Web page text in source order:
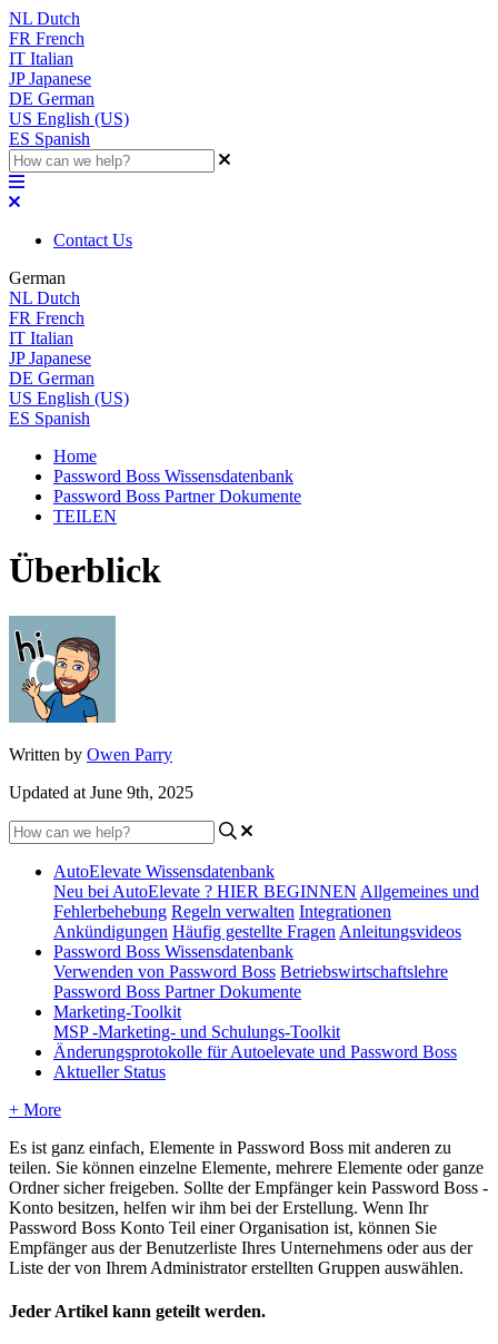
NL Dutch
FR French
IT Italian
JP Japanese
DE German
US English (US)
ES Spanish
Contact Us
German
NL Dutch
FR French
IT Italian
JP Japanese
DE German
US English (US)
ES Spanish
Home
Password Boss Wissensdatenbank
Password Boss Partner Dokumente
TEILEN
Überblick
Written by Owen Parry
Updated at June 9th, 2025
AutoElevate Wissensdatenbank
Neu bei AutoElevate ? HIER BEGINNEN Allgemeines und
Fehlerbehebung Regeln verwalten Integrationen
Ankündigungen Häufig gestellte Fragen Anleitungsvideos
Password Boss Wissensdatenbank
Verwenden von Password Boss Betriebswirtschaftslehre
Password Boss Partner Dokumente
Marketing-Toolkit
MSP -Marketing- und Schulungs-Toolkit
Änderungsprotokolle für Autoelevate und Password Boss
Aktueller Status
+ More
Es ist ganz einfach, Elemente in Password Boss mit anderen zu
teilen. Sie können einzelne Elemente, mehrere Elemente oder ganze
Ordner sicher freigeben. Sollte der Empfänger kein Password Boss -
Konto besitzen, helfen wir ihm bei der Erstellung. Wenn Ihr
Password Boss Konto Teil einer Organisation ist, können Sie
Empfänger aus der Benutzerliste Ihres Unternehmens oder aus der
Liste der von Ihrem Administrator erstellten Gruppen auswählen.
Jeder Artikel kann geteilt werden.